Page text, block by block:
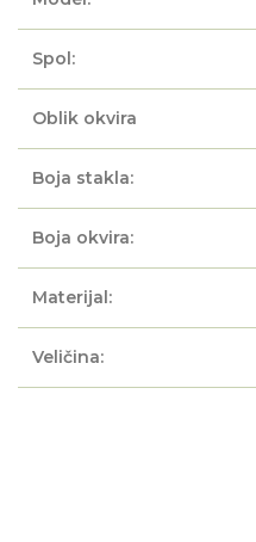
Spol:
Oblik okvira
Boja stakla:
Boja okvira:
Materijal:
Veličina: